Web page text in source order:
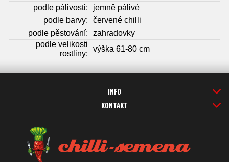
podle pálivosti:
jemně pálivé
podle barvy:
červené chilli
podle pěstování:
zahradovky
podle velikosti
rostliny:
výška 61-80 cm
INFO
KONTAKT